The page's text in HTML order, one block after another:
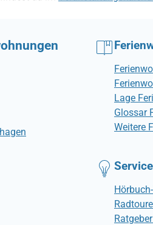
Lage
Glossar
Weitere
Service